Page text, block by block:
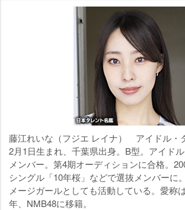
藤江れいな（フジエ レイナ） アイドル・
2月1日生まれ、千葉県出身。B型。アイド
メンバー。第4期オーディションに合格。
シングル「10年桜」などで選抜メンバーに
メージガールとしても活動している。愛称
年、NMB48に移籍。